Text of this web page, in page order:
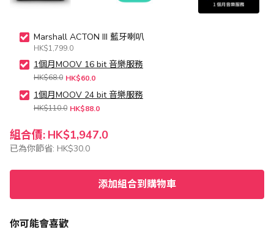
組合價: HK$1,947.0
已為你節省: HK$30.0
添加組合到購物車
Marshall ACTON III 藍牙喇叭
HK$1,799.0
1個月MOOV 16 bit 音樂服務
HK$68.0 HK$60.0
1個月MOOV 24 bit 音樂服務
HK$110.0 HK$88.0
你可能會喜歡